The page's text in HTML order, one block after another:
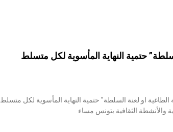
حتمية النهاية المأسوية لكل متسلط
او لعنة السلطة” حتمية النهاية المأسوية لكل متسلط
والأنشطة الثقافية بتونس مساء